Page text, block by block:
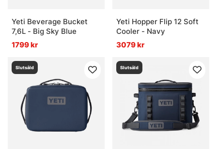
Yeti Beverage Bucket
7,6L - Big Sky Blue
1799 kr
Yeti Hopper Flip 12 Soft
Cooler - Navy
3079 kr
Slutsåld Slutsåld